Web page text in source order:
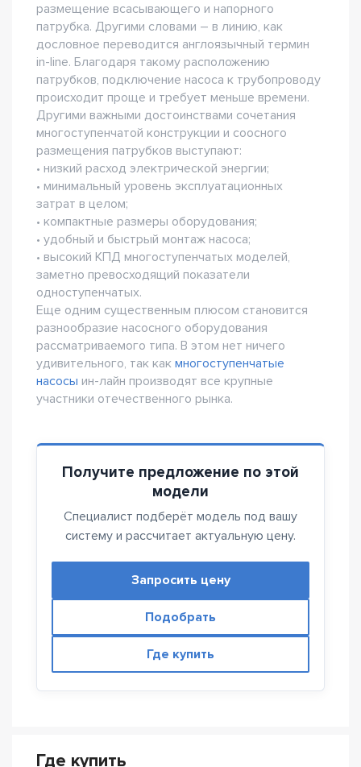
размещение всасывающего и напорного
патрубка. Другими словами – в линию, как
дословное переводится англоязычный термин
in-line. Благодаря такому расположению
патрубков, подключение насоса к трубопроводу
происходит проще и требует меньше времени.
Другими важными достоинствами сочетания
многоступенчатой конструкции и соосного
размещения патрубков выступают:
• низкий расход электрической энергии;
• минимальный уровень эксплуатационных
затрат в целом;
• компактные размеры оборудования;
• удобный и быстрый монтаж насоса;
• высокий КПД многоступенчатых моделей,
заметно превосходящий показатели
одноступенчатых.
Еще одним существенным плюсом становится
разнообразие насосного оборудования
рассматриваемого типа. В этом нет ничего
удивительного, так как многоступенчатые
насосы ин-лайн производят все крупные
участники отечественного рынка.
Получите предложение по этой
модели
Специалист подберёт модель под вашу
систему и рассчитает актуальную цену.
Запросить цену
Подобрать
Где купить
Где купить